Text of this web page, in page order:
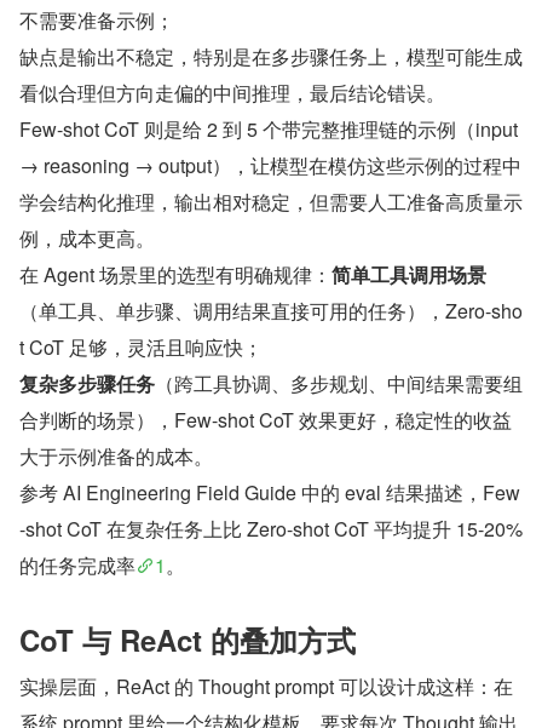
不需要准备示例；
缺点是输出不稳定，特别是在多步骤任务上，模型可能生成
看似合理但方向走偏的中间推理，最后结论错误。
Few-shot CoT 则是给 2 到 5 个带完整推理链的示例（input
→ reasoning → output），让模型在模仿这些示例的过程中
学会结构化推理，输出相对稳定，但需要人工准备高质量示
例，成本更高。
在 Agent 场景里的选型有明确规律： 简单工具调用场景
（单工具、单步骤、调用结果直接可用的任务），Zero-sho
t CoT 足够，灵活且响应快；
复杂多步骤任务 （跨工具协调、多步规划、中间结果需要组
合判断的场景），Few-shot CoT 效果更好，稳定性的收益
大于示例准备的成本。
参考 AI Engineering Field Guide 中的 eval 结果描述，Few
-shot CoT 在复杂任务上比 Zero-shot CoT 平均提升 15-20%
的任务完成率
1。
CoT 与 ReAct 的叠加方式
实操层面，ReAct 的 Thought prompt 可以设计成这样：在